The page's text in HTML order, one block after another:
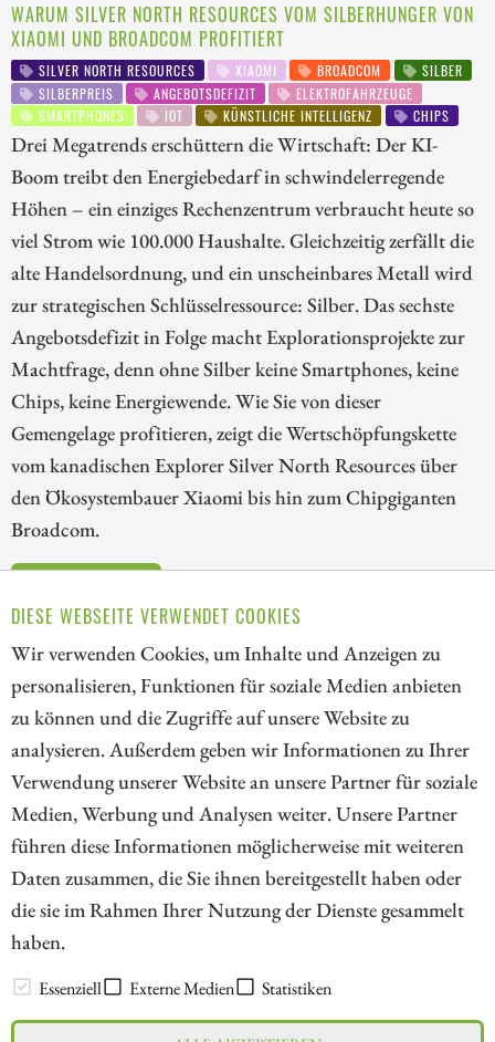
DIESE WEBSEITE VERWENDET COOKIES
Wir verwenden Cookies, um Inhalte und Anzeigen zu
personalisieren, Funktionen für soziale Medien anbieten
zu können und die Zugriffe auf unsere Website zu
analysieren. Außerdem geben wir Informationen zu Ihrer
Verwendung unserer Website an unsere Partner für soziale
Medien, Werbung und Analysen weiter. Unsere Partner
führen diese Informationen möglicherweise mit weiteren
Daten zusammen, die Sie ihnen bereitgestellt haben oder
die sie im Rahmen Ihrer Nutzung der Dienste gesammelt
haben.
Essenziell Externe Medien Statistiken
WARUM SILVER NORTH RESOURCES VOM SILBERHUNGER VON
XIAOMI UND BROADCOM PROFITIERT
SILVER NORTH RESOURCES XIAOMI BROADCOM
SILBER
SILBERPREIS
ANGEBOTSDEFIZIT
ELEKTROFAHRZEUGE
SMARTPHONES
IOT KÜNSTLICHE INTELLIGENZ CHIPS
Drei Megatrends erschüttern die Wirtschaft: Der KI-
Boom treibt den Energiebedarf in schwindelerregende
Höhen – ein einziges Rechenzentrum verbraucht heute so
viel Strom wie 100.000 Haushalte. Gleichzeitig zerfällt die
alte Handelsordnung, und ein unscheinbares Metall wird
zur strategischen Schlüsselressource: Silber. Das sechste
Angebotsdefizit in Folge macht Explorationsprojekte zur
Machtfrage, denn ohne Silber keine Smartphones, keine
Chips, keine Energiewende. Wie Sie von dieser
Gemengelage profitieren, zeigt die Wertschöpfungskette
vom kanadischen Explorer Silver North Resources über
den Ökosystembauer Xiaomi bis hin zum Chipgiganten
Broadcom.
1
// kapitalerhoehungen.de - © 2026 - Die Informationsplattform für
Investoren und Unternehmen rund um Kapitalerhöhung, Kapitalmarkt
und Unternehmensfinanzierung
LEXIKON